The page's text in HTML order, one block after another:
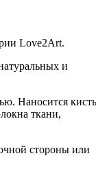
Love2Art.
и
Наносится
ткани,
стороны или